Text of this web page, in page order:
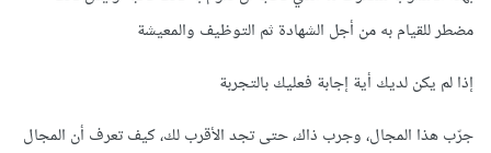
مضطر للقيام به من أجل الشهادة ثم التوظيف والمعيشة
إذا لم يكن لديك أية إجابة فعليك بالتجربة
جرّب هذا المجال، وجرب ذاك، حتى تجد الأقرب لك، كيف تعرف أن المجال